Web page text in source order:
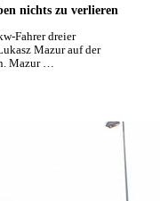
nichts zu verlieren
Fahrer dreier
Mazur auf der
Mazur …